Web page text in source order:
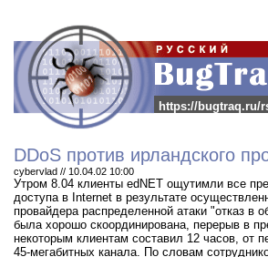
https://bugtraq.ru/
DDoS против ирландского
cybervlad // 10.04.02 10:00
Утром 8.04 клиенты edNET ощутимли все
доступа в Internet в результате
провайдера распределенной атаки "отказ в
была хорошо скоординирована, перерыв в
некоторым клиентам составил 12 часов, от
45-мегабитных канала. По словам